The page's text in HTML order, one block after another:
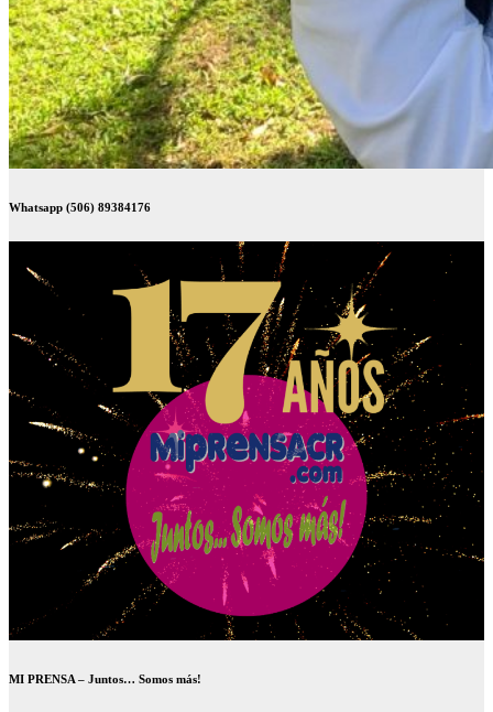
Whatsapp (506) 89384176
MI PRENSA – Juntos… Somos más!